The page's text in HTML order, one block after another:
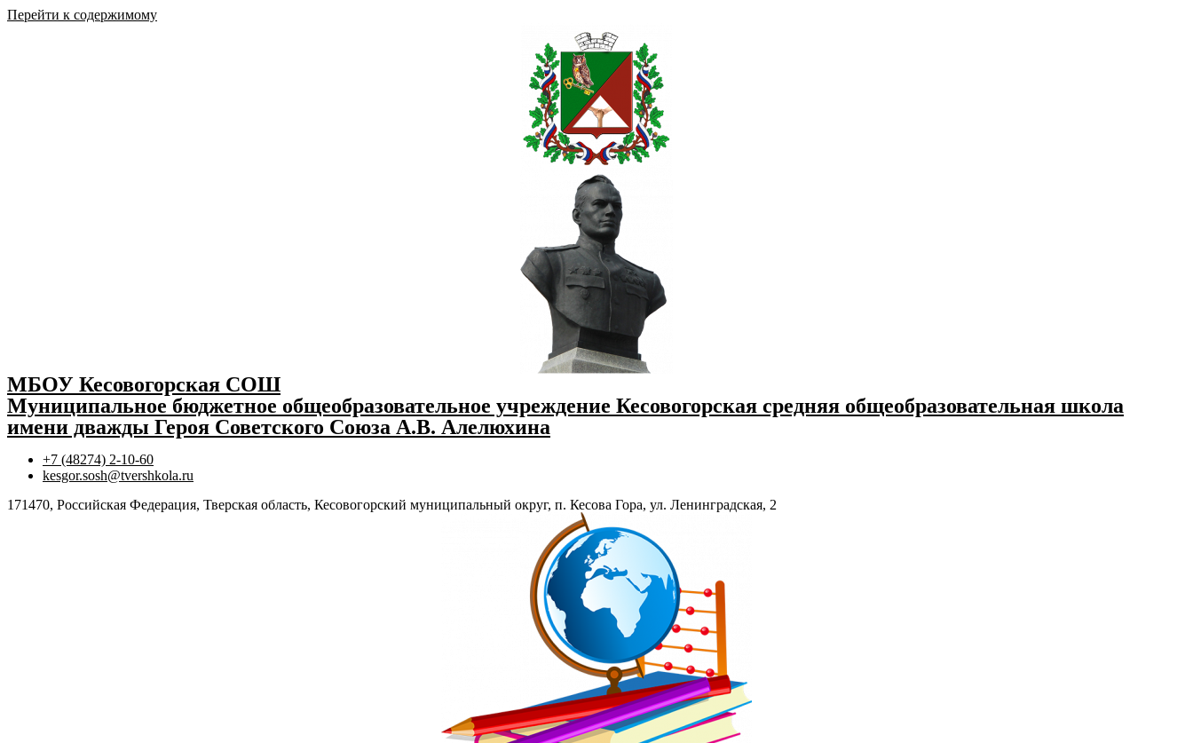
Перейти к содержимому
МБОУ Кесовогорская СОШ
Муниципальное бюджетное общеобразовательное учреждение Кесовогорская средняя общеобразовательная школа
имени дважды Героя Советского Союза А.В. Алелюхина
+7 (48274) 2-10-60
kesgor.sosh@tvershkola.ru
171470, Российская Федерация, Тверская область, Кесовогорский муниципальный округ, п. Кесова Гора, ул. Ленинградская, 2